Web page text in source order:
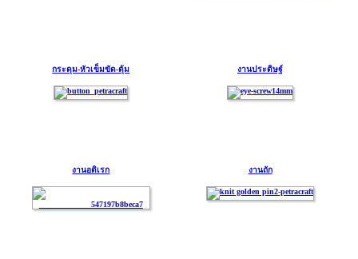
กระดุม-หัวเข็มขัด-ตุ้ม งานประดิษฐ์
งานอดิเรก งานถัก